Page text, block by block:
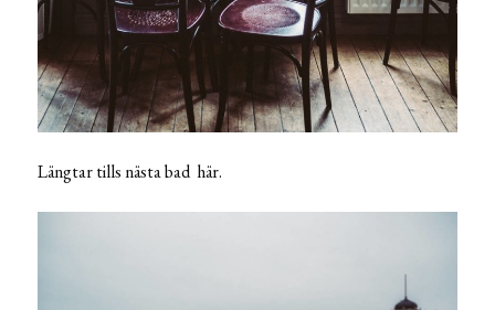
Längtar tills nästa bad här.